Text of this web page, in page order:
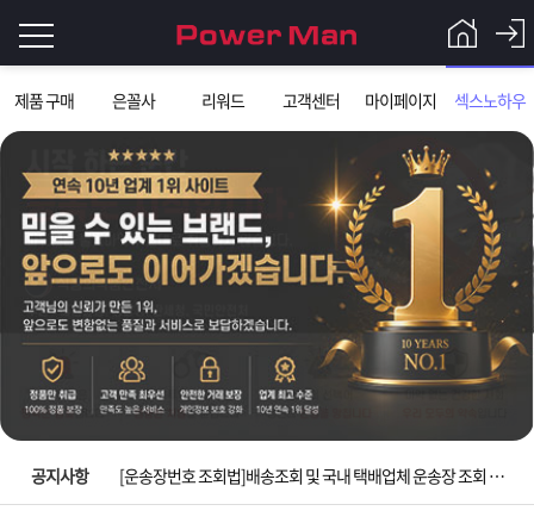
제품 구매 은꼴사 리워드 고객센터 마이페이지 섹스노하우
그
인
이
필
요
니
로
Q&A
파
워
맨
제
품
은
공지사항
입금확인이 안되는 상황을 대비해 꼭 입금후 고객센터 연락바랍니다.
[2026구정 연휴]설 연휴 배송 및 휴무 안내
[운송장번호 조회법]배송조회 및 국내 택배업체 운송장 조회 하는법